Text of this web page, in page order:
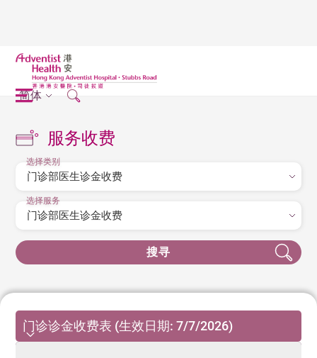
简体
服务收费
选择类别
选择服务
搜寻
门诊诊金收费表 (生效日期: 7/7/2026)